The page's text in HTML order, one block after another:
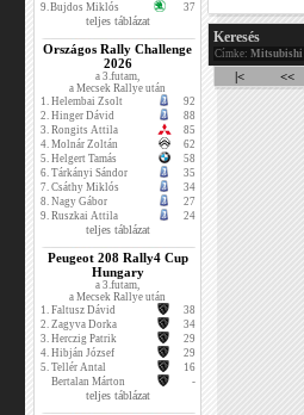
9.Bujdos Miklós 37
teljes táblázat
Országos Rally Challenge
2026
a 3.futam,
a Mecsek Rallye után
1. Helembai Zsolt
92
2. Hinger Dávid
88
3. Rongits Attila
85
4. Molnár Zoltán
62
5. Helgert Tamás
58
6. Tárkányi Sándor
35
7. Csáthy Miklós
34
8. Nagy Gábor
27
9. Ruszkai Attila 24
teljes táblázat
Peugeot 208 Rally4 Cup
Hungary
a 3.futam,
a Mecsek Rallye után
1. Faltusz Dávid
38
2. Zagyva Dorka
34
3. Herczig Patrik
29
4. Hibján József
29
5. Tellér Antal
16
Bertalan Márton
-
teljes táblázat
Keresés
Címke: Mitsubishi
|< <<